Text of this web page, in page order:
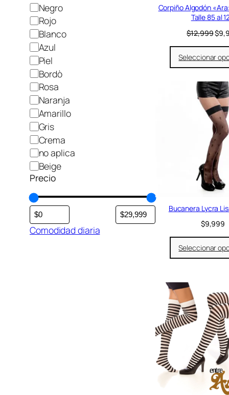
C
o
l
o
r
Negro
Rojo
Blanco
Azul
Piel
Bordò
Rosa
Naranja
Amarillo
Gris
Crema
no aplica
Beige
Precio
Comodidad diaria
Corpiño Algodón
Talle 85 al
$12,999E
r
e
c
i
o
o
r
i
g
i
n
a
l
e
a
$
1
2
,
.
$
Seleccionar
Bucanera Lycra
$9,999
Seleccionar